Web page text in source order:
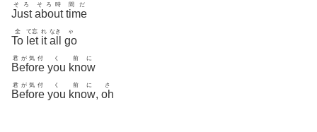
Just
そろ
about
そろ時
time
間だ
To
全
let
て忘
it
れ
all
なき
go
ゃ
Before
君が気付
you
く
know
前に
Before
君が気付
you
く
know
前に
, oh
さ